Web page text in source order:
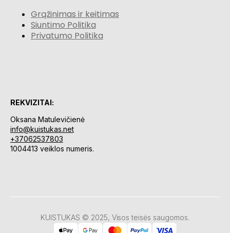
Grąžinimas ir keitimas
Siuntimo Politika
Privatumo Politika
REKVIZITAI:
Oksana Matulevičienė
info@kuistukas.net
+37062537803
1004413 veiklos numeris.
KUISTUKAS © 2025, Visos teisės saugomos.